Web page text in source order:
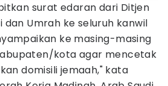
surat edaran dari Ditjen
dan Umrah ke seluruh kanwil
ke masing-masing
kota agar mencetak
domisili jemaah," kata